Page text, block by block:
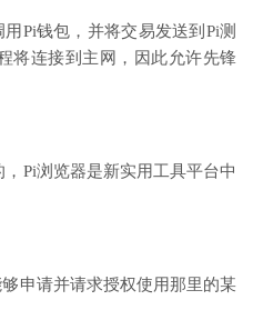
Pi钱包，并将交易发送到Pi测
将连接到主网，因此允许先锋
Pi浏览器是新实用工具平台中
申请并请求授权使用那里的某